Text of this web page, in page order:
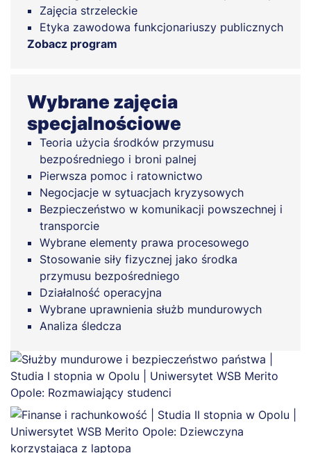
Zajęcia strzeleckie
Etyka zawodowa funkcjonariuszy publicznych
Zobacz program
Wybrane zajęcia
specjalnościowe
Teoria użycia środków przymusu
bezpośredniego i broni palnej
Pierwsza pomoc i ratownictwo
Negocjacje w sytuacjach kryzysowych
Bezpieczeństwo w komunikacji powszechnej i
transporcie
Wybrane elementy prawa procesowego
Stosowanie siły fizycznej jako środka
przymusu bezpośredniego
Działalność operacyjna
Wybrane uprawnienia służb mundurowych
Analiza śledcza